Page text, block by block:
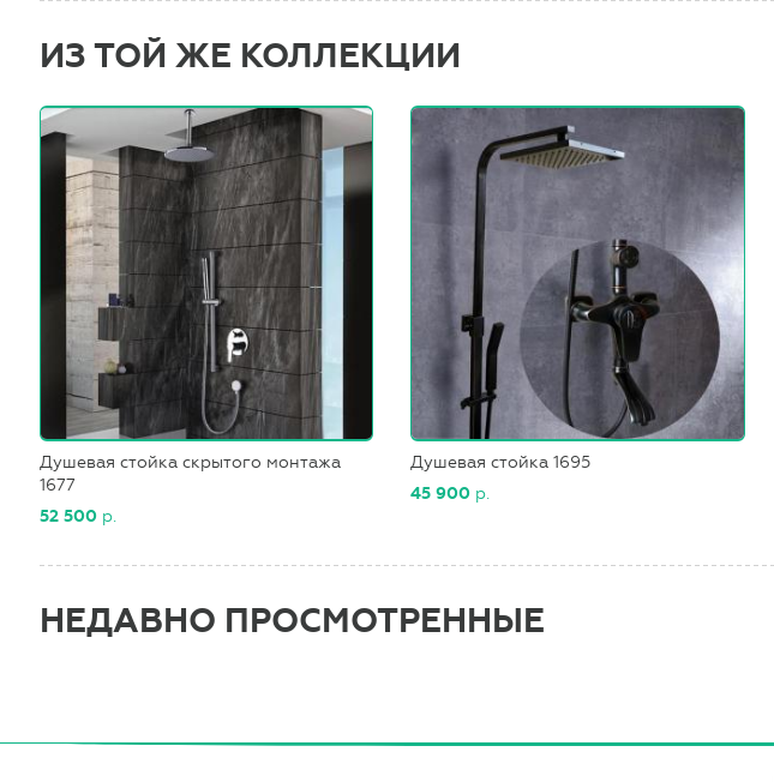
ИЗ ТОЙ ЖЕ КОЛЛЕКЦИИ
Душевая стойка скрытого монтажа
1677
52 500 р.
Душевая стойка 1695
45 900 р.
НЕДАВНО ПРОСМОТРЕННЫЕ